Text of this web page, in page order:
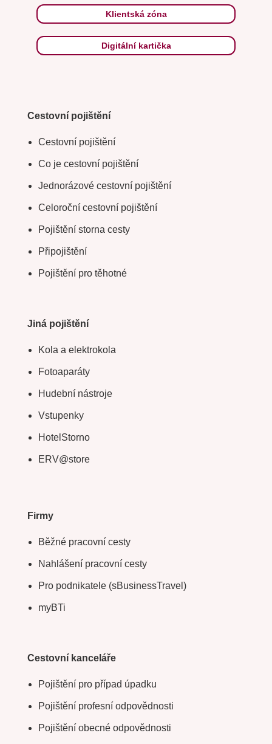
Klientská zóna
Digitální kartička
Cestovní pojištění
Cestovní pojištění
Co je cestovní pojištění
Jednorázové cestovní pojištění
Celoroční cestovní pojištění
Pojištění storna cesty
Připojištění
Pojištění pro těhotné
Jiná pojištění
Kola a elektrokola
Fotoaparáty
Hudební nástroje
Vstupenky
HotelStorno
ERV@store
Firmy
Běžné pracovní cesty
Nahlášení pracovní cesty
Pro podnikatele (sBusinessTravel)
myBTi
Cestovní kanceláře
Pojištění pro případ úpadku
Pojištění profesní odpovědnosti
Pojištění obecné odpovědnosti